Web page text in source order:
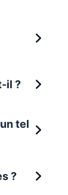
il ?
tel
?